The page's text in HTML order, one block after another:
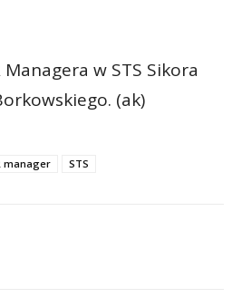
w STS Sikora
(ak)
manager STS